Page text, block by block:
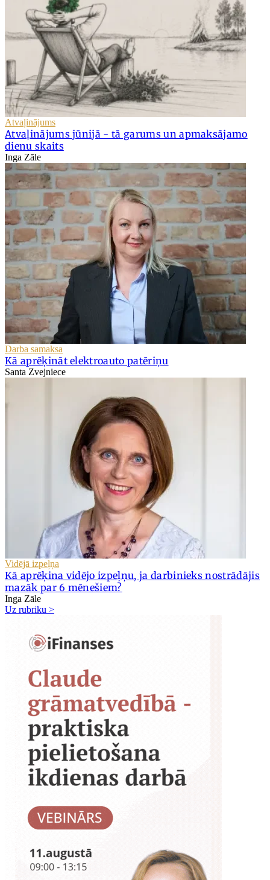
Atvaļinājums
Atvaļinājums jūnijā - tā garums un apmaksājamo
dienu skaits
Inga Zāle
Darba samaksa
Kā aprēķināt elektroauto patēriņu
Santa Zvejniece
Vidējā izpeļņa
Kā aprēķina vidējo izpeļņu, ja darbinieks nostrādājis
mazāk par 6 mēnešiem?
Inga Zāle
Uz rubriku >